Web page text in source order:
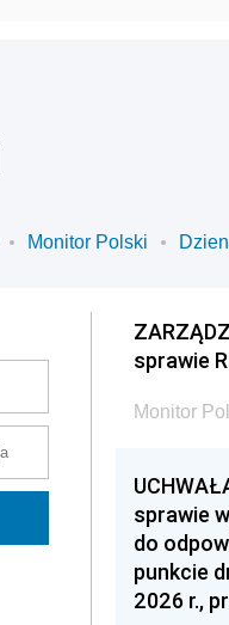
Monitor Polski
sprawie
Monitor
sprawie
do
punkcie
2026 r.,